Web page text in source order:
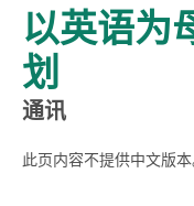
以英语为
划
通讯
此页内容不提供中文版本